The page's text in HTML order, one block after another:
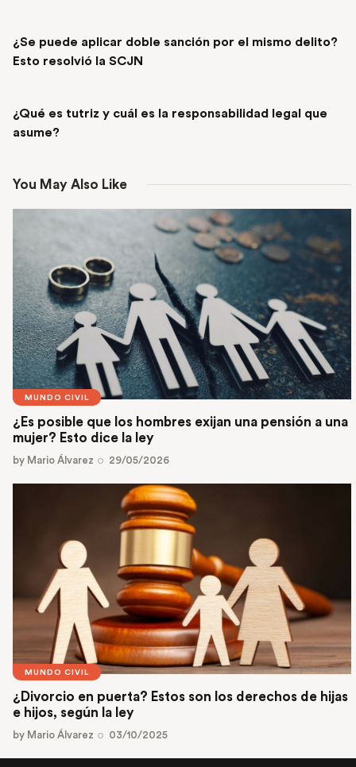
¿Se puede aplicar doble sanción por el mismo delito?
Esto resolvió la SCJN
¿Qué es tutriz y cuál es la responsabilidad legal que
asume?
You May Also Like
MUNDO CIVIL
¿Es posible que los hombres exijan una pensión a una
mujer? Esto dice la ley
by Mario Álvarez 29/05/2026
MUNDO CIVIL
¿Divorcio en puerta? Estos son los derechos de hijas
e hijos, según la ley
by Mario Álvarez 03/10/2025